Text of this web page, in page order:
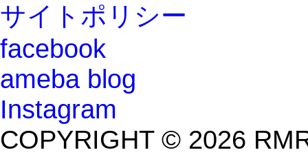
サイトポリシー
facebook
ameba blog
Instagram
COPYRIGHT © 2026